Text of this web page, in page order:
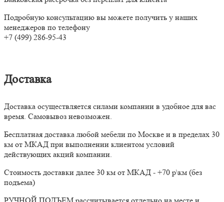
Подробную консультацию вы можете получить у наших
менеджеров по телефону
+7 (499) 286-95-43
Доставка
Доставка осуществляется силами компании в удобное для вас
время. Самовывоз невозможен.
Бесплатная доставка любой мебели по Москве и в пределах 30
км от МКАД при выполнении клиентом условий
действующих акций компании.
Стоимость доставки далее 30 км от МКАД - +70 р\км (без
подъема)